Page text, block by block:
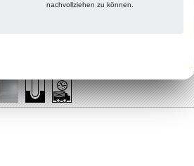
nachvollziehen zu können.